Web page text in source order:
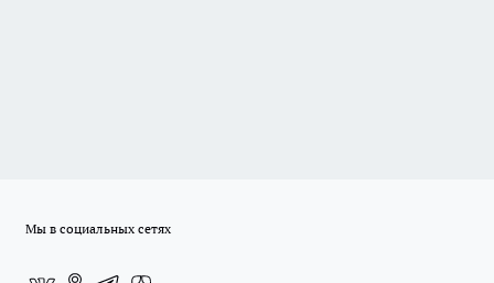
Мы в социальных сетях